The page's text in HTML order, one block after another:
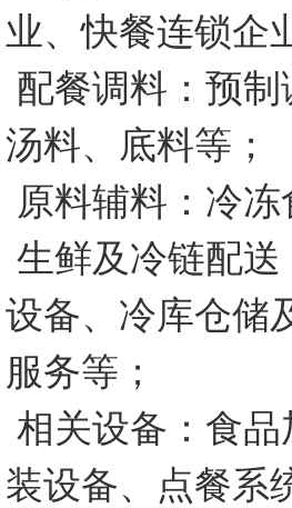
业、快餐连锁企
配餐调料：预
汤料、底料等；
原料辅料：冷
生鲜及冷链配
设备、冷库仓储
服务等；
相关设备：食
装设备、点餐系